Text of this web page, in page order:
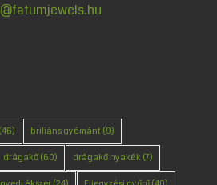
(46) briliáns gyémánt (9)
drágakő(60) drágakő nyakék(7)